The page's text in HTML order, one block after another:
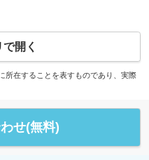
開く
所在することを表すものであり、実際
せ(無料)